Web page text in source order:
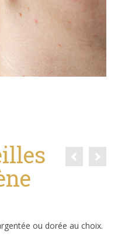
ou dorée au choix.